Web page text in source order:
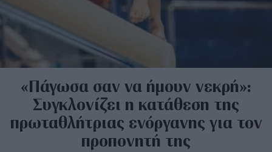
«Πάγωσα σαν να ήμουν νεκρή»:
Συγκλονίζει η κατάθεση της
πρωταθλήτριας ενόργανης για τον
προπονητή της